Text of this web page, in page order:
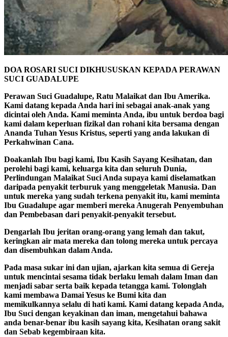
DOA ROSARI SUCI DIKHUSUSKAN KEPADA PERAWAN
SUCI GUADALUPE
Perawan Suci Guadalupe, Ratu Malaikat dan Ibu Amerika.
Kami datang kepada Anda hari ini sebagai anak-anak yang
dicintai oleh Anda. Kami meminta Anda, ibu untuk berdoa bagi
kami dalam keperluan fizikal dan rohani kita bersama dengan
Ananda Tuhan Yesus Kristus, seperti yang anda lakukan di
Perkahwinan Cana.
Doakanlah Ibu bagi kami, Ibu Kasih Sayang Kesihatan, dan
perolehi bagi kami, keluarga kita dan seluruh Dunia,
Perlindungan Malaikat Suci Anda supaya kami diselamatkan
daripada penyakit terburuk yang menggeletak Manusia. Dan
untuk mereka yang sudah terkena penyakit itu, kami meminta
Ibu Guadalupe agar memberi mereka Anugerah Penyembuhan
dan Pembebasan dari penyakit-penyakit tersebut.
Dengarlah Ibu jeritan orang-orang yang lemah dan takut,
keringkan air mata mereka dan tolong mereka untuk percaya
dan disembuhkan dalam Anda.
Pada masa sukar ini dan ujian, ajarkan kita semua di Gereja
untuk mencintai sesama tidak berlaku lemah dalam Iman dan
menjadi sabar serta baik kepada tetangga kami. Tolonglah
kami membawa Damai Yesus ke Bumi kita dan
memikulkannya selalu di hati kami. Kami datang kepada Anda,
Ibu Suci dengan keyakinan dan iman, mengetahui bahawa
anda benar-benar ibu kasih sayang kita, Kesihatan orang sakit
dan Sebab kegembiraan kita.